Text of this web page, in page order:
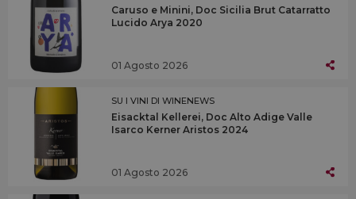
Caruso e Minini, Doc Sicilia Brut Catarratto
Lucido Arya 2020
01 Agosto 2026
SU I VINI DI WINENEWS
Eisacktal Kellerei, Doc Alto Adige Valle
Isarco Kerner Aristos 2024
01 Agosto 2026